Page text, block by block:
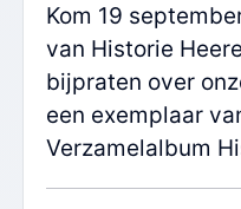
Kom 19
van Historie
bijpraten over
een exemplaar
Verzamelalbum